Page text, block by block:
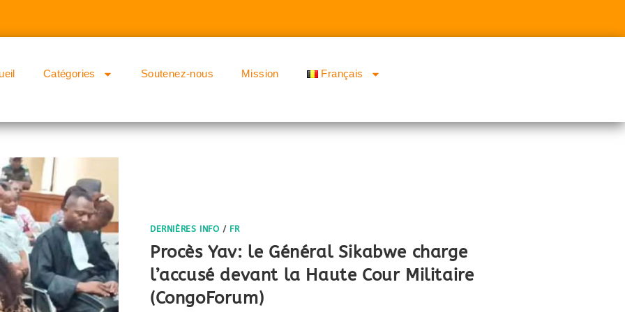
Catégories Soutenez-nous Mission Français
DERNIÈRES INFO / FR
Procès Yav: le Général Sikabwe charge
l’accusé devant la Haute Cour Militaire
(CongoForum)